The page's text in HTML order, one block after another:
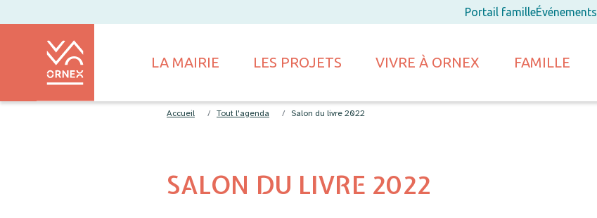
Portail familleÉvénements
LA MAIRIE LES PROJETS VIVRE À ORNEX FAMILLE
Accueil Tout l'agenda Salon du livre 2022
SALON DU LIVRE 2022